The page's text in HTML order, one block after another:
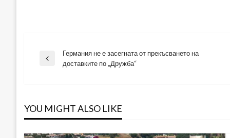
Навигация
Previous
Германия не е засегната от прекъсването на
доставките по „Дружба“
YOU MIGHT ALSO LIKE